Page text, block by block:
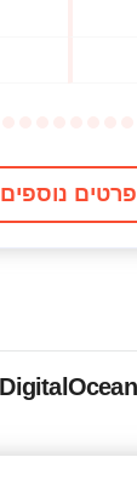
פרטים נוספים